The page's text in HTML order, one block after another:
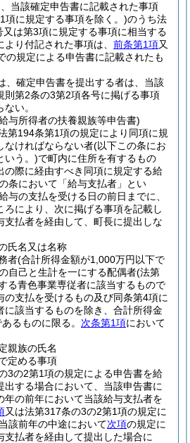
当該確定申告書に記載された事項
項に規定する事項を除く。)のうち法
は第3項に規定する事項に相当する
より付記された事項は、 前条第1項又
の規定による申告書に記載されたも
、確定申告書を提出する者は、当該
則第2条の3第2項各号に掲げる事項
い。
与所得者の扶養親族等申告書)
第194条第1項の規定により同項に規
なければならない者(以下この条にお
いう。)で町内に住所を有するもの
の際に経由すべき同項に規定する給
条において「給与支払者」とい
与の支払を受ける日の前日までに、
ろにより、次に掲げる事項を記載し
支払者を経由して、町長に提出しな
氏名又は名称
者(合計所得金額が1,000万円以下で
自己と生計を一にする配偶者(法第
る青色事業専従者に該当するもので
の支払を受けるもの及び同条第4項に
に該当するものを除き、合計所得金
るものに限る。 次条第1項において
親族の氏名
定める事項
3の2第1項の規定による申告書を給
出する場合において、当該申告書に
年の前年において当該給与支払者を
又は法第317条の3の2第1項の規定に
該前年の中途において次項の規定に
支払者を経由して提出した場合に